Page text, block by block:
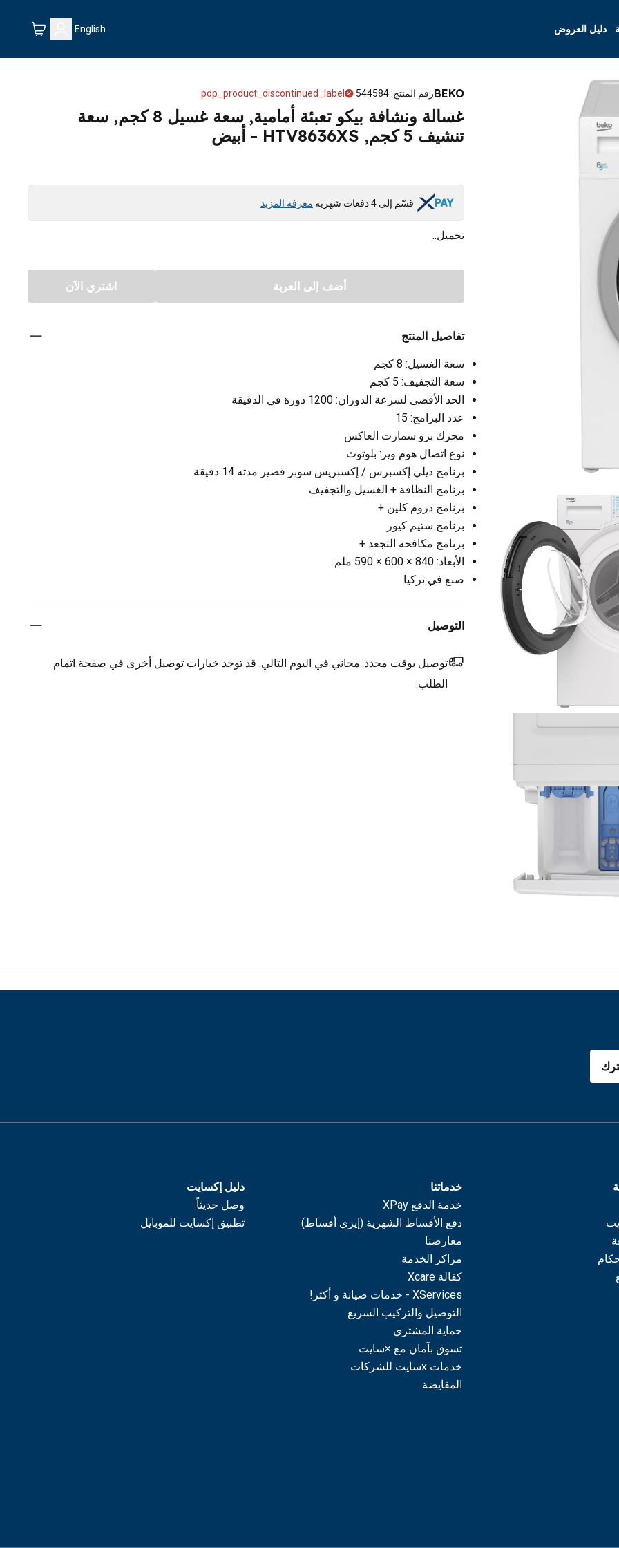
دليل العروض English
BEKOرقم المنتج:
544584
pdp_product_discontinued_label
غسالة ونشافة بيكو تعبئة أمامية, سعة غسيل 8 كجم, سعة
تنشيف 5 كجم, HTV8636XS - أبيض
قسّم إلى 4 دفعات شهرية معرفة المزيد
تحميل..
أضف إلى العربة اشتري الآن
تفاصيل المنتج
سعة الغسيل: 8 كجم
سعة التجفيف: 5 كجم
الحد الأقصى لسرعة الدوران: 1200 دورة في الدقيقة
عدد البرامج: 15
محرك برو سمارت العاكس
نوع اتصال هوم ويز: بلوتوث
برنامج ديلي إكسبرس / إكسبريس سوبر قصير مدته 14 دقيقة
برنامج النظافة + الغسيل والتجفيف
برنامج دروم كلين +
برنامج ستيم كيور
برنامج مكافحة التجعد +
الأبعاد: 840 × 600 × 590 ملم
صنع في تركيا
التوصيل
توصيل بوقت محدد: مجاني في اليوم التالي. قد توجد خيارات توصيل أخرى في صفحة اتمام
الطلب.
خدماتنا
خدمة الدفع XPay
دفع الأقساط الشهرية (إيزي أقساط)
معارضنا
مراكز الخدمة
كفالة Xcare
XServices - خدمات صيانة و أكثر!
التوصيل والتركيب السريع
حماية المشتري
تسوق بآمان مع ×سايت
خدمات xسايت للشركات
المقايضة
دليل إكسايت
وصل حديثاً
تطبيق إكسايت للموبايل